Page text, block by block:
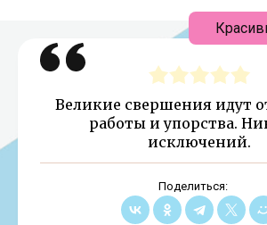
Великие свершения идут
работы и упорства.
исключений.
Поделиться: